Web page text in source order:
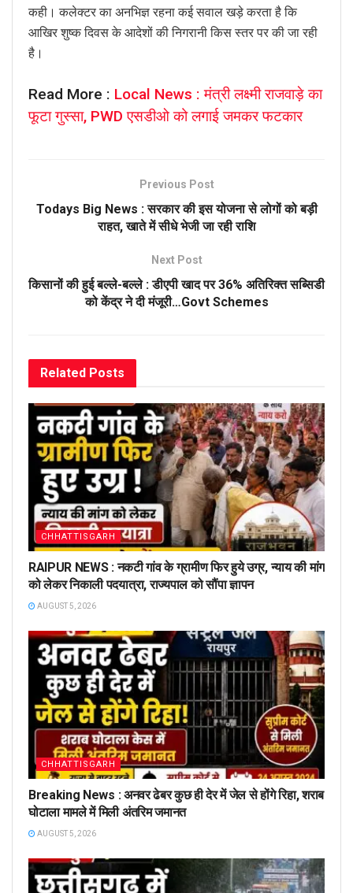
कही। कलेक्टर का अनभिज्ञ रहना कई सवाल खड़े करता है कि
आखिर शुष्क दिवस के आदेशों की निगरानी किस स्तर पर की जा रही
है।
Read More : Local News : मंत्री लक्ष्मी राजवाड़े का
फूटा गुस्सा, PWD एसडीओ को लगाई जमकर फटकार
Previous Post
Todays Big News : सरकार की इस योजना से लोगों को बड़ी
राहत, खाते में सीधे भेजी जा रही राशि
Next Post
किसानों की हुई बल्ले-बल्ले : डीएपी खाद पर 36% अतिरिक्त सब्सिडी
को केंद्र ने दी मंजूरी…Govt Schemes
Related Posts
CHHATTISGARH
RAIPUR NEWS : नकटी गांव के ग्रामीण फिर हुये उग्र, न्याय की मांग
को लेकर निकाली पदयात्रा, राज्यपाल को सौंपा ज्ञापन
AUGUST 5, 2026
CHHATTISGARH
Breaking News : अनवर ढेबर कुछ ही देर में जेल से होंगे रिहा, शराब
घोटाला मामले में मिली अंतरिम जमानत
AUGUST 5, 2026